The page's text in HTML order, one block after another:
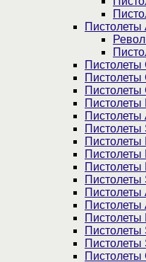
Пистолеты
Пистолеты
Пистолеты
Пистолеты
Пистолеты
Пистолеты
Пистолеты
Пистолеты